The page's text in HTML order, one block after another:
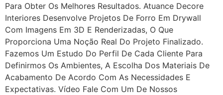
Para Obter Os Melhores Resultados. Atuance Decore
Interiores Desenvolve Projetos De Forro Em Drywall
Com Imagens Em 3D E Renderizadas, O Que
Proporciona Uma Noção Real Do Projeto Finalizado.
Fazemos Um Estudo Do Perfil De Cada Cliente Para
Definirmos Os Ambientes, A Escolha Dos Materiais De
Acabamento De Acordo Com As Necessidades E
Expectativas. Vídeo Fale Com Um De Nossos